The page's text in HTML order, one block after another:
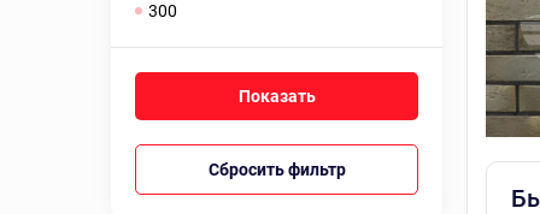
300
Сбросить фильтр